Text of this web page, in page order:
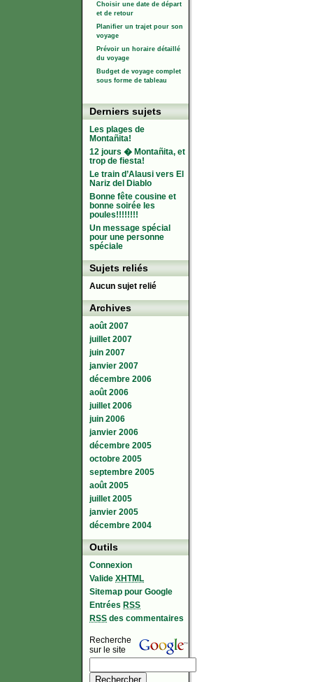
Choisir une date de départ
et de retour
Planifier un trajet pour son
voyage
Prévoir un horaire détaillé
du voyage
Budget de voyage complet
sous forme de tableau
Derniers sujets
Les plages de
Montañita!
12 jours � Montañita, et
trop de fiesta!
Le train d’Alausi vers El
Nariz del Diablo
Bonne fête cousine et
bonne soirée les
poules!!!!!!!!
Un message spécial
pour une personne
spéciale
Sujets reliés
Aucun sujet relié
Archives
août 2007
juillet 2007
juin 2007
janvier 2007
décembre 2006
août 2006
juillet 2006
juin 2006
janvier 2006
décembre 2005
octobre 2005
septembre 2005
août 2005
juillet 2005
janvier 2005
décembre 2004
Outils
Connexion
Valide XHTML
Sitemap pour Google
Entrées RSS
RSS des commentaires
Recherche
sur le site